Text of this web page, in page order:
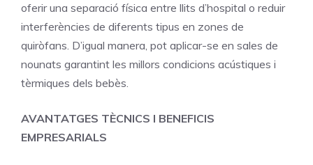
oferir una separació física entre llits d’hospital o reduir
interferències de diferents tipus en zones de
quiròfans. D’igual manera, pot aplicar-se en sales de
nounats garantint les millors condicions acústiques i
tèrmiques dels bebès.
AVANTATGES TÈCNICS I BENEFICIS
EMPRESARIALS